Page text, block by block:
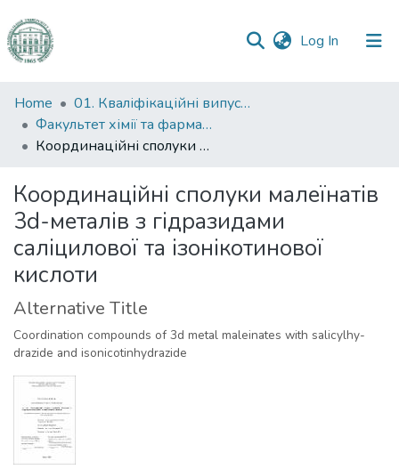
Log In (current)
Communities
&
Collections
Statistics
Home
01. Кваліфікаційні випускні роботи здобувачів вищої освіти
Факультет хімії та фармації
Координаційні сполуки малеїнатів 3d-металів з гідразидами саліцилової та ізонікотинової кислоти
Координаційні сполуки малеїнатів
3d-металів з гідразидами
саліцилової та ізонікотинової
кислоти
Alternative Title
Coordination compounds of 3d metal maleinates with salicylhy-
drazide and isonicotinhydrazide